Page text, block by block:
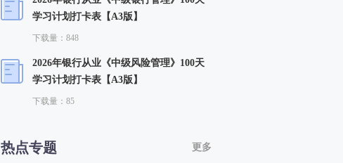
学习计划打卡表【A3版】
下载量：848
2026年银行从业《中级风险管理》100天
学习计划打卡表【A3版】
下载量：85
热点专题 更多